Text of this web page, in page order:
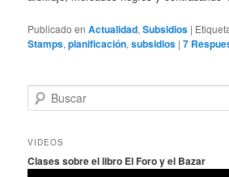
Publicado en Actualidad,Subsidios |
Stamps,planificación,subsidios |7
u
c
r
VIDEOS
Clases sobre el libro El Foro y el Bazar